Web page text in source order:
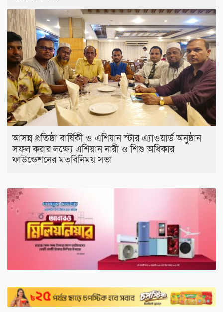
আসন্ন প্রতিষ্ঠা বার্ষিকী ও এশিয়ান স্টার এ‍্যাওয়ার্ড অনুষ্ঠান
সফল করার লক্ষ্যে এশিয়ান নারী ও শিশু অধিকার
ফাউন্ডেশনের মতবিনিময় সভা